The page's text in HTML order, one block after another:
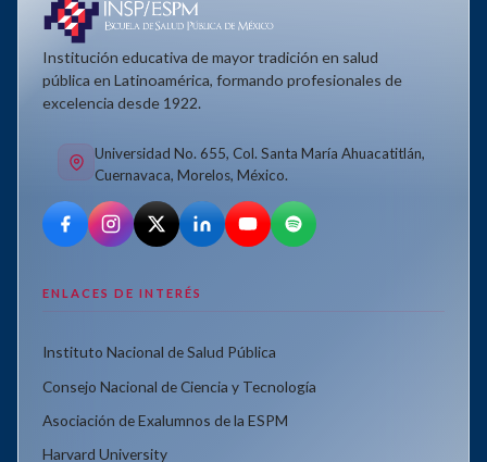
Institución educativa de mayor tradición en salud
pública en Latinoamérica, formando profesionales de
excelencia desde 1922.
Universidad No. 655, Col. Santa María Ahuacatitlán,
Cuernavaca, Morelos, México.
ENLACES DE INTERÉS
Instituto Nacional de Salud Pública
Consejo Nacional de Ciencia y Tecnología
Asociación de Exalumnos de la ESPM
Harvard University